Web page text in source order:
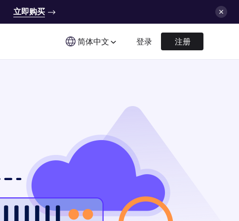
立即购买
简体中文 登录 注册